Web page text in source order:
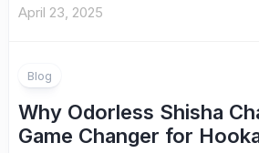
April 23, 2025
Blog
Why Odorless Shisha
Game Changer for